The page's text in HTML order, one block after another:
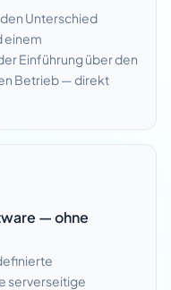
Unterschied
einem
Einführung über den
Betrieb — direkt
— ohne
serverseitige